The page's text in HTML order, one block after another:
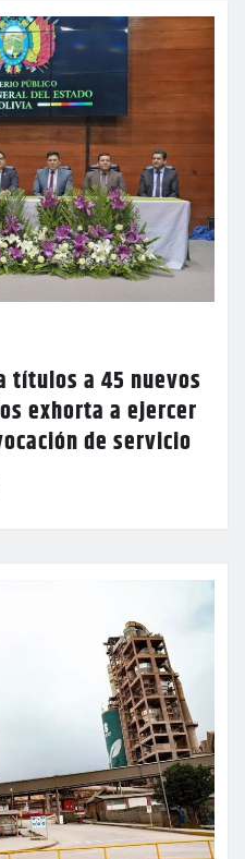
títulos a 45 nuevos
exhorta a ejercer
de servicio